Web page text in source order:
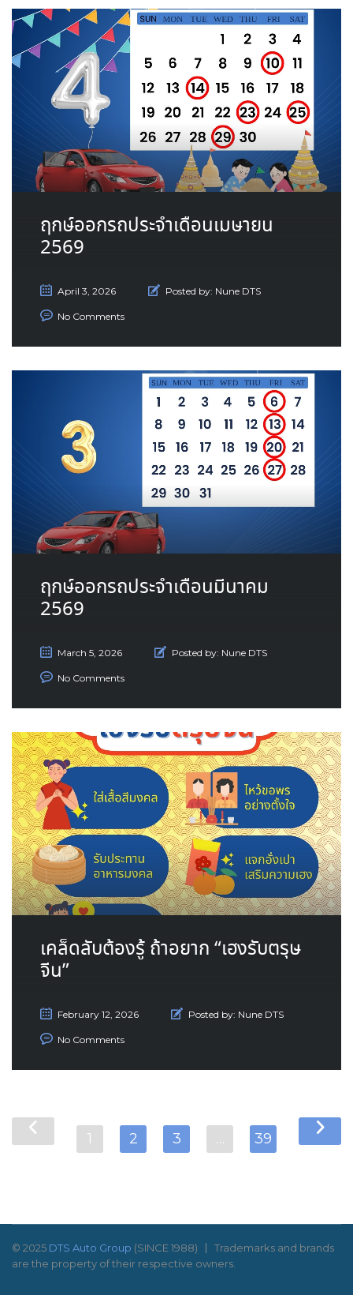
ฤกษ์ออกรถประจำเดือนเมษายน
2569
April 3, 2026 Posted by: Nune DTS
No Comments
ฤกษ์ออกรถประจำเดือนมีนาคม
2569
March 5, 2026 Posted by: Nune DTS
No Comments
เคล็ดลับต้องรู้ ถ้าอยาก “เฮงรับตรุษ
จีน”
February 12, 2026 Posted by: Nune DTS
No Comments
1 2 3 … 39
© 2025 DTS Auto Group (SINCE 1988)
Trademarks and brands
are the property of their respective owners.